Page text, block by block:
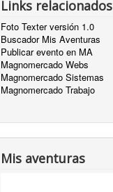
Links relacionados
Foto Texter versión 1.0
Buscador Mis Aventuras
Publicar evento en MA
Magnomercado Webs
Magnomercado Sistemas
Magnomercado Trabajo
Mis aventuras